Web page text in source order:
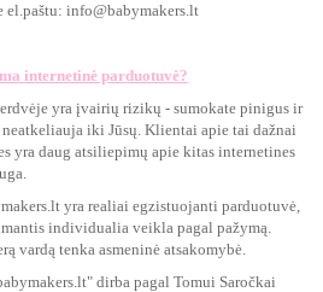
el.paštu: info@babymakers.lt
internetinė parduotuvė?
yra įvairių rizikų - sumokate pinigus ir
iki Jūsų. Klientai apie tai dažnai
yra daug atsiliepimų apie kitas internetines
yra realiai egzistuojanti parduotuvė,
individualia veikla pagal pažymą.
vardą tenka asmeninė atsakomybė.
dirba pagal Tomui Saročkai